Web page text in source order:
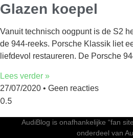
Glazen koepel
Vanuit technisch oogpunt is de S2
de 944-reeks. Porsche Klassik liet
liefdevol restaureren. De Porsche
Lees verder »
27/07/2020
Geen reacties
AudiBlog is onafhankelijke “fan
onderdeel van